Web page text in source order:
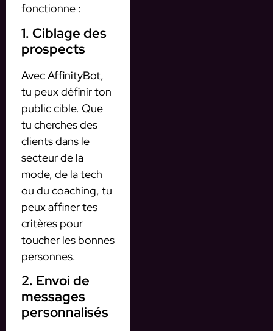
fonctionne :
1. Ciblage des
prospects
Avec AffinityBot,
tu peux définir ton
public cible. Que
tu cherches des
clients dans le
secteur de la
mode, de la tech
ou du coaching, tu
peux affiner tes
critères pour
toucher les bonnes
personnes.
2. Envoi de
messages
personnalisés